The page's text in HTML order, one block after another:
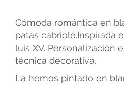
Cómoda romántica en
patas cabriolé.Inspirada
luis XV. Personalización
técnica decorativa.
La hemos pintado en